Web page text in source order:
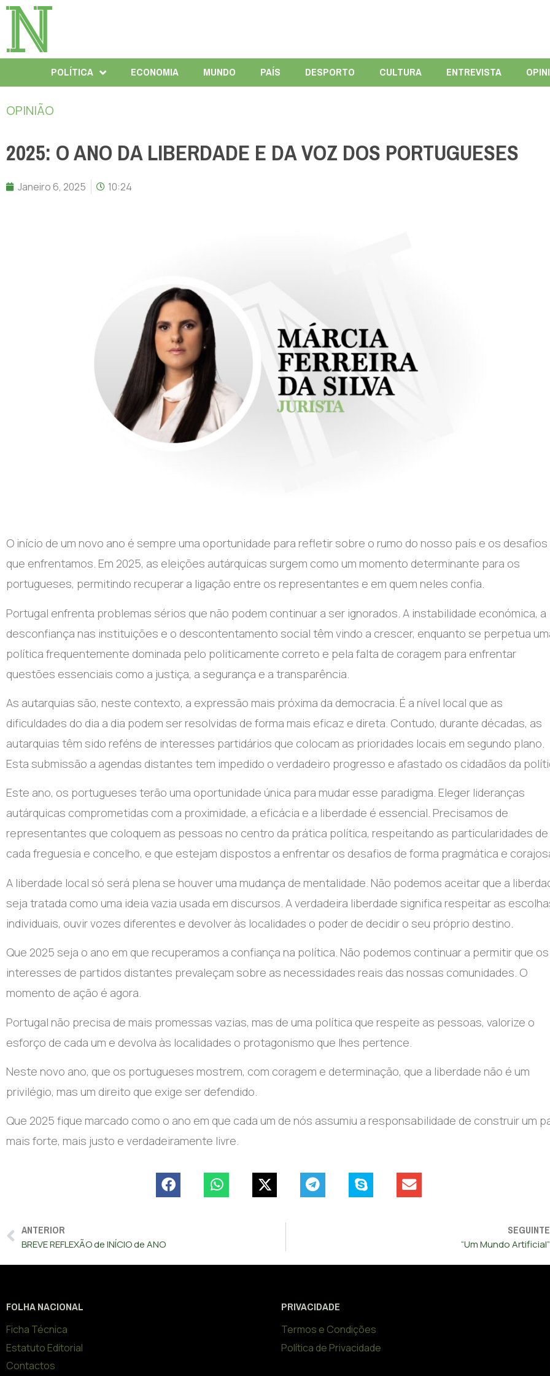
POLÍTICA ECONOMIA MUNDO PAÍS DESPORTO CULTURA ENTREVISTA
OPINIÃO
2025: O ANO DA LIBERDADE E DA VOZ DOS PORTUGUESES
Janeiro 6, 2025 10:24
O início de um novo ano é sempre uma oportunidade para refletir sobre o rumo do nosso país e os desafios
que enfrentamos. Em 2025, as eleições autárquicas surgem como um momento determinante para os
portugueses, permitindo recuperar a ligação entre os representantes e em quem neles confia.
Portugal enfrenta problemas sérios que não podem continuar a ser ignorados. A instabilidade económica, a
desconfiança nas instituições e o descontentamento social têm vindo a crescer, enquanto se perpetua
política frequentemente dominada pelo politicamente correto e pela falta de coragem para enfrentar
questões essenciais como a justiça, a segurança e a transparência.
As autarquias são, neste contexto, a expressão mais próxima da democracia. É a nível local que as
dificuldades do dia a dia podem ser resolvidas de forma mais eficaz e direta. Contudo, durante décadas, as
autarquias têm sido reféns de interesses partidários que colocam as prioridades locais em segundo plano.
Esta submissão a agendas distantes tem impedido o verdadeiro progresso e afastado os cidadãos da
Este ano, os portugueses terão uma oportunidade única para mudar esse paradigma. Eleger lideranças
autárquicas comprometidas com a proximidade, a eficácia e a liberdade é essencial. Precisamos de
representantes que coloquem as pessoas no centro da prática política, respeitando as particularidades de
cada freguesia e concelho, e que estejam dispostos a enfrentar os desafios de forma pragmática e
A liberdade local só será plena se houver uma mudança de mentalidade. Não podemos aceitar que a
seja tratada como uma ideia vazia usada em discursos. A verdadeira liberdade significa respeitar as
individuais, ouvir vozes diferentes e devolver às localidades o poder de decidir o seu próprio destino.
Que 2025 seja o ano em que recuperamos a confiança na política. Não podemos continuar a permitir que os
interesses de partidos distantes prevaleçam sobre as necessidades reais das nossas comunidades. O
momento de ação é agora.
Portugal não precisa de mais promessas vazias, mas de uma política que respeite as pessoas, valorize o
esforço de cada um e devolva às localidades o protagonismo que lhes pertence.
Neste novo ano, que os portugueses mostrem, com coragem e determinação, que a liberdade não é um
privilégio, mas um direito que exige ser defendido.
Que 2025 fique marcado como o ano em que cada um de nós assumiu a responsabilidade de construir um
mais forte, mais justo e verdadeiramente livre.
ANTERIOR
BREVE REFLEXÃO de INÍCIO de ANO
SEGUINTE
“Um Mundo Artificial”
FOLHA NACIONAL
Ficha Técnica
Estatuto Editorial
Contactos
PRIVACIDADE
Termos e Condições
Política de Privacidade